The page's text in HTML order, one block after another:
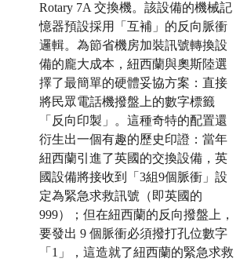
Rotary 7A 交換機。該設備的機械記
憶器預設採用「互補」的反向脈衝
邏輯。為節省機房加裝訊號轉換設
備的龐大成本，紐西蘭與奧斯陸選
擇了最簡單的硬體妥協方案：直接
將民眾電話機撥盤上的數字標籤
「反向印製」。這種奇特的配置還
衍生出一個有趣的歷史印證：當年
紐西蘭引進了英國的交換設備，英
國設備將接收到「3組9個脈衝」設
定為緊急求救訊號（即英國的
999）；但在紐西蘭的反向撥盤上，
要發出 9 個脈衝必須撥打孔位數字
「1」，這造就了紐西蘭的緊急求救